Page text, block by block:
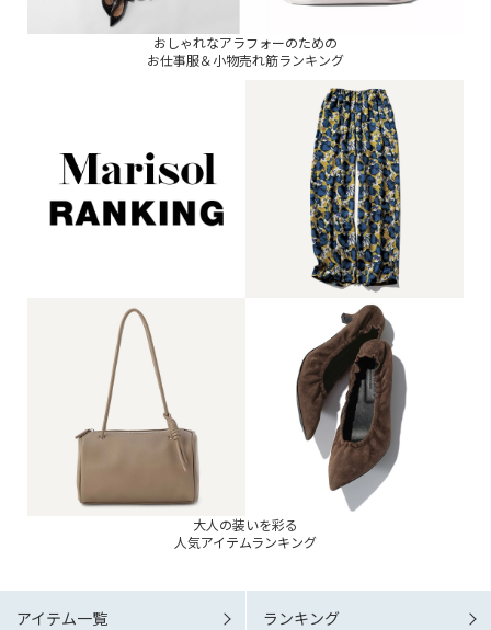
おしゃれなアラフォーのための
お仕事服＆小物売れ筋ランキング
大人の装いを彩る
人気アイテムランキング
アイテム一覧 ランキング